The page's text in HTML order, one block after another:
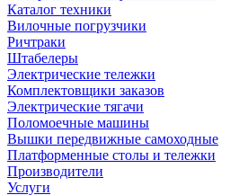
Каталог техники
Вилочные погрузчики
Ричтраки
Штабелеры
Электрические тележки
Комплектовщики заказов
Электрические тягачи
Поломоечные машины
Вышки передвижные самоходные
Платформенные столы и тележки
Производители
Услуги